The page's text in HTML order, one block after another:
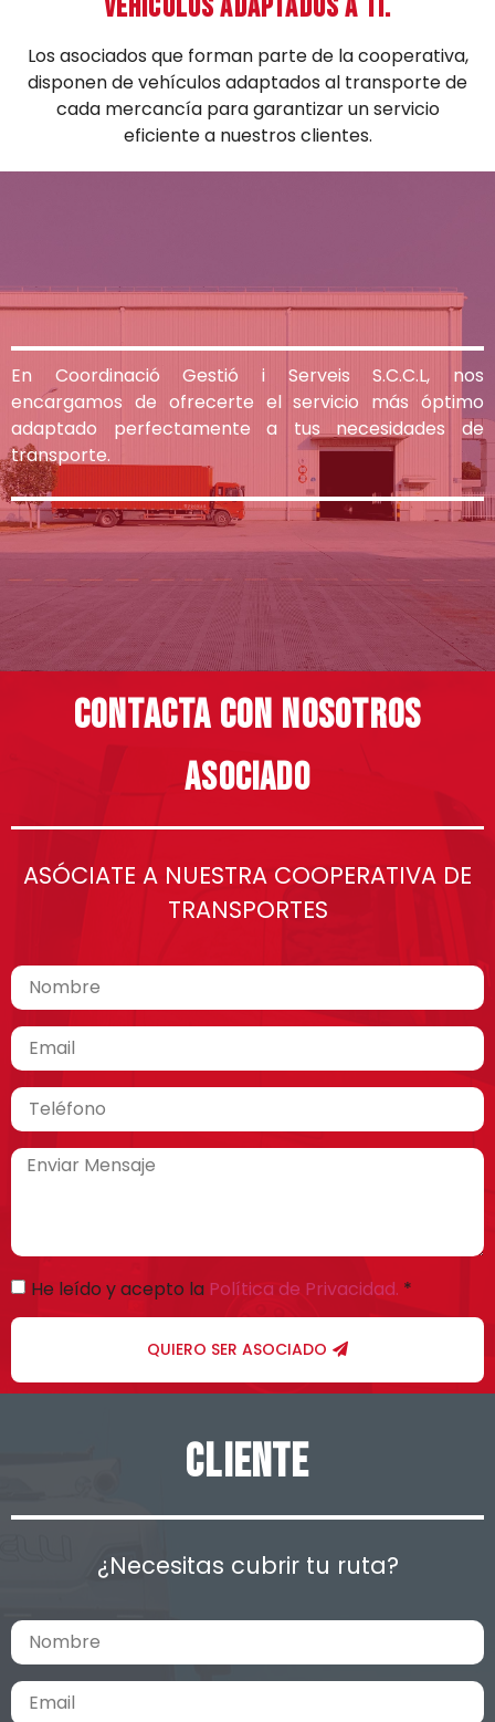
Vehículos adaptados a ti.
Los asociados que forman parte de la cooperativa,
disponen de vehículos adaptados al transporte de
cada mercancía para garantizar un servicio
eficiente a nuestros clientes.
En Coordinació Gestió i Serveis S.C.C.L, nos
encargamos de ofrecerte el servicio más óptimo
adaptado perfectamente a tus necesidades de
transporte.
contacta con nosotros
asociado
ASÓCIATE A NUESTRA COOPERATIVA DE
TRANSPORTES
He leído y acepto la Política de Privacidad. *
QUIERO SER ASOCIADO
cliente
¿Necesitas cubrir tu ruta?